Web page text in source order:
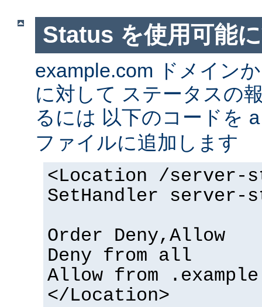
Status を使用可能
example.com ドメイン
に対して ステータスの
るには 以下のコードを
ファイルに追加します
<Location /server-
SetHandler server-
Order Deny,Allow
Deny from all
Allow from
</Location>